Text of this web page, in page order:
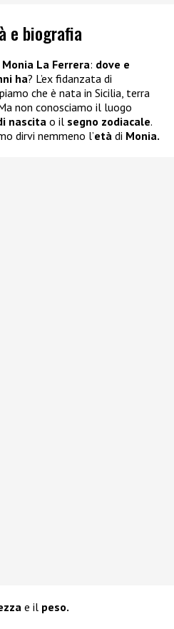
e biografia
Monia La Ferrera: dove e
ha? L’ex fidanzata di
che è nata in Sicilia, terra
non conosciamo il luogo
nascita o il segno zodiacale.
dirvi nemmeno l’età di Monia.
e il peso.